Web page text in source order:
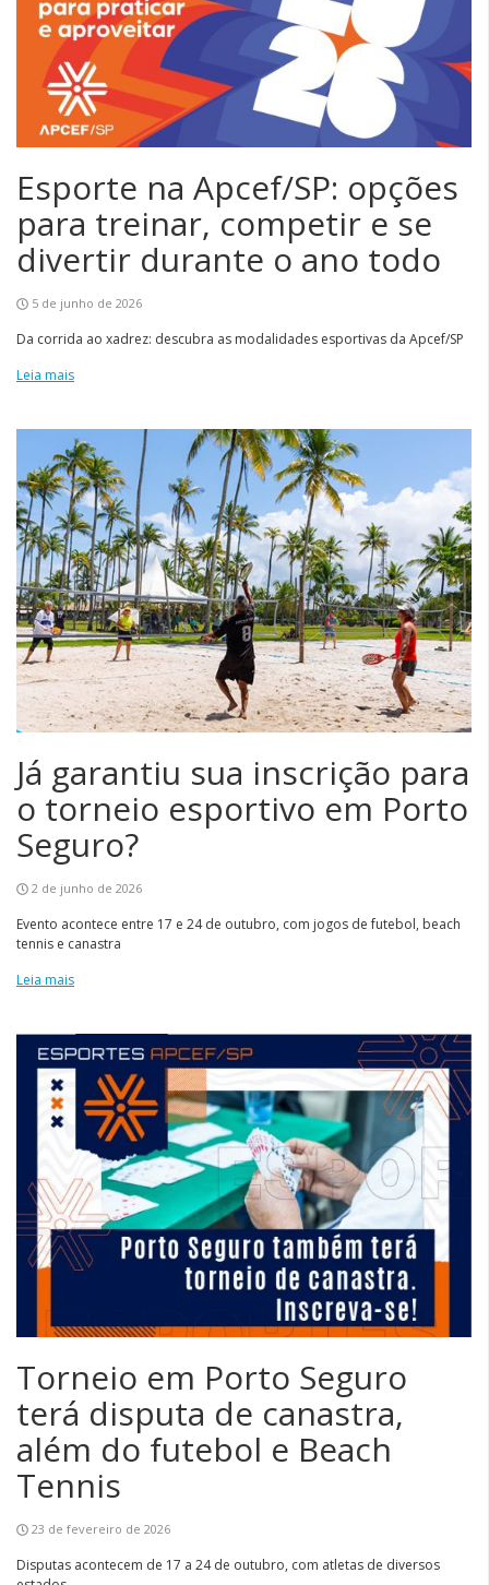
Esporte na Apcef/SP: opções
para treinar, competir e se
divertir durante o ano todo
5 de junho de 2026
Da corrida ao xadrez: descubra as modalidades esportivas da Apcef/SP
Leia mais
Já garantiu sua inscrição para
o torneio esportivo em Porto
Seguro?
2 de junho de 2026
Evento acontece entre 17 e 24 de outubro, com jogos de futebol, beach
tennis e canastra
Leia mais
Torneio em Porto Seguro
terá disputa de canastra,
além do futebol e Beach
Tennis
23 de fevereiro de 2026
Disputas acontecem de 17 a 24 de outubro, com atletas de diversos